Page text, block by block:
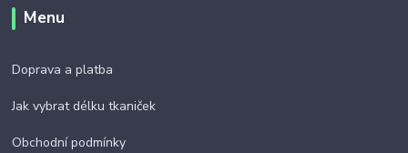
Menu
Doprava a platba
Jak vybrat délku tkaniček
Obchodní podmínky